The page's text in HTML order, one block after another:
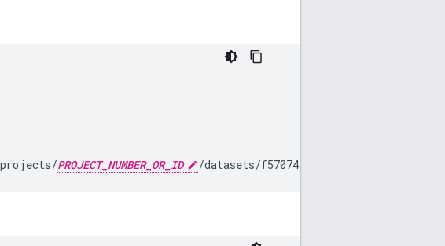
PROJECT_NUMBER_OR_ID /datasets/f57074a0-a8b6-403e-9df1-